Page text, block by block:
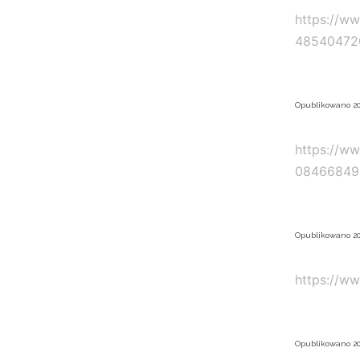
https://
Opublikowano
https://
Opublikowano
https://
Opublikowano